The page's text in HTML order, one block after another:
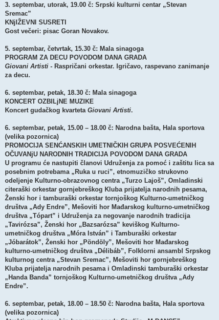
3. septembar, utorak, 19.00 č: Srpski kulturni centar „Stevan
Sremac”
KNjIŽEVNI SUSRETI
Gost večeri: pisac Goran Novakov.
5. septembar, četvrtak, 15.30 č: Mala sinagoga
PROGRAM ZA DECU POVODOM DANA GRADA
Giovani Artisti - Raspričani orkestar. Igričavo, raspevano zanimanje
za decu.
6. septembar, petak, 18.30 č: Mala sinagoga
KONCERT OZBILjNE MUZIKE
Koncert gudačkog kvarteta Giovani Artisti.
6. septembar, petak, 15.00 – 18.00 č: Narodna bašta, Hala sportova
(velika pozornica)
PROMOCIJA SENĆANSKIH UMETNIČKIH GRUPA POSVEĆENIH
OČUVANjU NARODNIH TRADICIJA POVODOM DANA GRADA
U programu će nastupiti članovi Udruženja za pomoć i zaštitu lica sa
posebnim potrebama „Ruka u ruci”, etnomuzičko strukovno
odeljenje Kulturno-obrazovnog centra „Turzo Lajoš”, Omladinski
citeraški orkestar gornjebreškog Kluba prijatelja narodnih pesama,
Ženski hor i tamburaški orkestar tornjoškog Kulturno-umetničkog
društva „Ady Endre”, Mešoviti hor Mađarskog kulturno-umetničkog
društva „Tópart” i Udruženja za negovanje narodnih tradicija
„Tavirózsa”, Ženski hor „Bazsarózsa” keviškog Kulturno-
umetničkog društva „Móra István” i Tamburaški orkestar
„Jóbarátok”, Ženski hor „Pöndöly”, Mešoviti hor Mađarskog
kulturno-umetničkog društva „Délibáb”, Folklorni ansambl Srpskog
kulturnog centra „Stevan Sremac”, Mešoviti hor gornjebreškog
Kluba prijatelja narodnih pesama i Omladinski tamburaški orkestar
„Handa Banda” tornjoškog Kulturno-umetničkog društva „Ady
Endre”.
6. septembar, petak, 18.00 – 18.50 č: Narodna bašta, Hala sportova
(velika pozornica)